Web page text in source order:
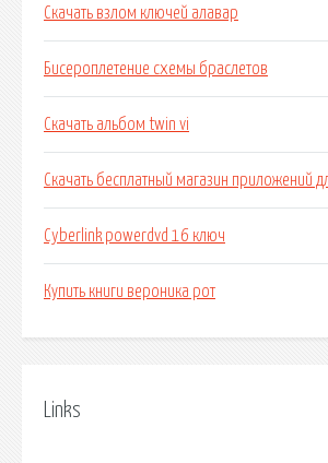
Скачать взлом ключей алавар
Бисероплетение схемы браслетов
Скачать альбом twin vi
Скачать бесплатный магазин приложений
Cyberlink powerdvd 16 ключ
Купить книги вероника рот
Links